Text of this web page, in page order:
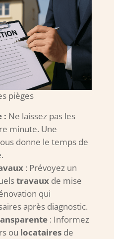
pièges
: Ne laissez pas les
minute. Une
donne le temps de
: Prévoyez un
travauxde mise
qui
après diagnostic.
: Informez
ou locatairesde